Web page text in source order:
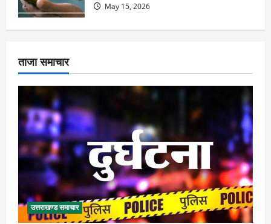
May 15, 2026
ताजा समाचार
उत्तराखण्ड समाचार